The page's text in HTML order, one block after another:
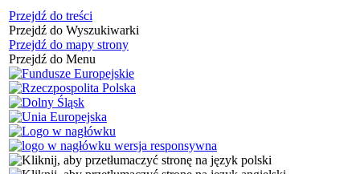
Przejdź do treści
Przejdź do Wyszukiwarki
Przejdź do mapy strony
Przejdź do Menu